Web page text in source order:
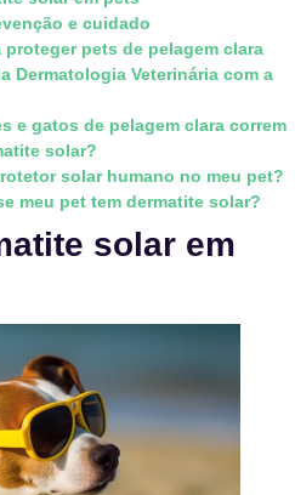
e cuidado
proteger pets de pelagem clara
Dermatologia Veterinária com a
e gatos de pelagem clara correm
solar?
solar humano no meu pet?
meu pet tem dermatite solar?
solar em